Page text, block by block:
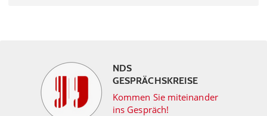
NDS
GESPRÄCHSKREISE
Kommen Sie miteinander
ins Gespräch!